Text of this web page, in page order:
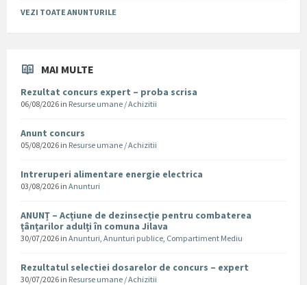
VEZI TOATE ANUNTURILE
MAI MULTE
Rezultat concurs expert – proba scrisa
06/08/2026 in Resurse umane / Achizitii
Anunt concurs
05/08/2026 in Resurse umane / Achizitii
Intreruperi alimentare energie electrica
03/08/2026 in Anunturi
ANUNȚ – Acțiune de dezinsecție pentru combaterea
țânțarilor adulți în comuna Jilava
30/07/2026 in Anunturi, Anunturi publice, Compartiment Mediu
Rezultatul selectiei dosarelor de concurs – expert
30/07/2026 in Resurse umane / Achizitii